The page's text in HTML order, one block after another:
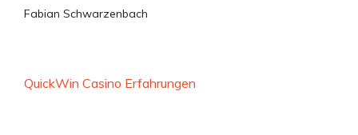
Fabian Schwarzenbach
QuickWin Casino Erfahrungen